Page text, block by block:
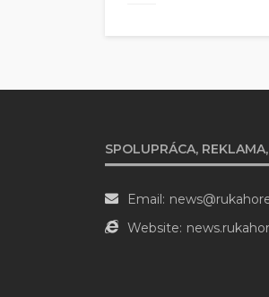
SPOLUPRÁCA,
Email:
Website: